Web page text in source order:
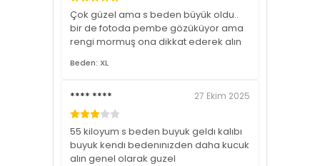
Çok güzel ama s beden büyük oldu..
bir de fotoda pembe gözüküyor ama
rengi mormuş ona dikkat ederek alın
Beden: XL
**** **** 27 Ekim 2025
55 kiloyum s beden buyuk geldı kalıbı
buyuk kendı bedenınızden daha kucuk
alın genel olarak guzel